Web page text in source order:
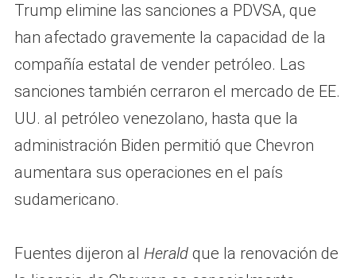
Trump elimine las sanciones a PDVSA, que
han afectado gravemente la capacidad de la
compañía estatal de vender petróleo. Las
sanciones también cerraron el mercado de EE.
UU. al petróleo venezolano, hasta que la
administración Biden permitió que Chevron
aumentara sus operaciones en el país
sudamericano.
Fuentes dijeron al Heraldque la renovación de